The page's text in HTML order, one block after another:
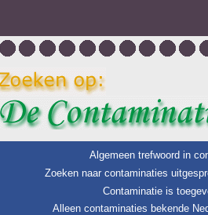
Algemeen trefwoord in
Zoeken naar contaminaties
Contaminatie is
Alleen contaminaties bekende